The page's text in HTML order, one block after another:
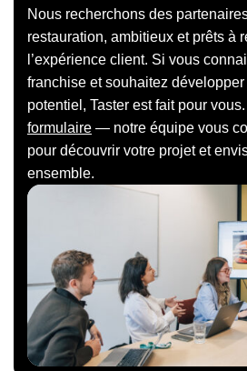
Nous recherchons des
restauration, ambitieux et prêts à
l’expérience client. Si vous
franchise et souhaitez
potentiel, Taster est fait pour
formulaire — notre équipe vous
pour découvrir votre projet et
ensemble.